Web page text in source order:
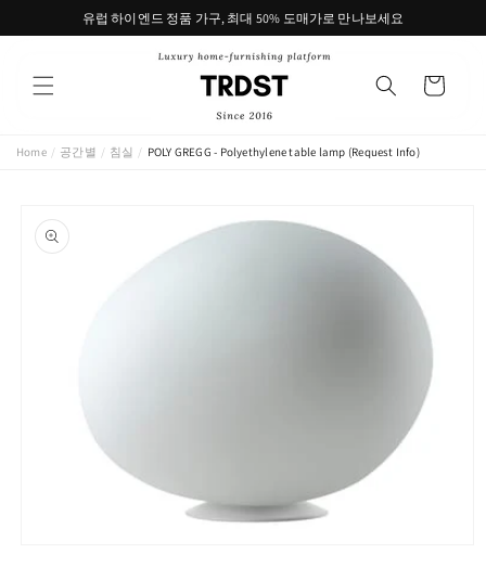
로 건너유럽 하이엔드 정품 가구, 최대 50% 도매가로 만나보세요
트
Home / 공간별 / 침실 / POLY GREGG - Polyethylene table lamp (Request Info)
보로 건
너뛰기